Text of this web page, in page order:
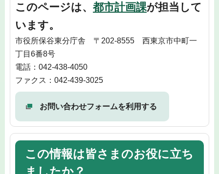
このページは、 都市計画課が担当して
います。
市役所保谷東分庁舎 〒202-8555 西東京市中町一
丁目6番8号
電話：042-438-4050
ファクス：042-439-3025
お問い合わせフォームを利用する
この情報は皆さまのお役に立ち